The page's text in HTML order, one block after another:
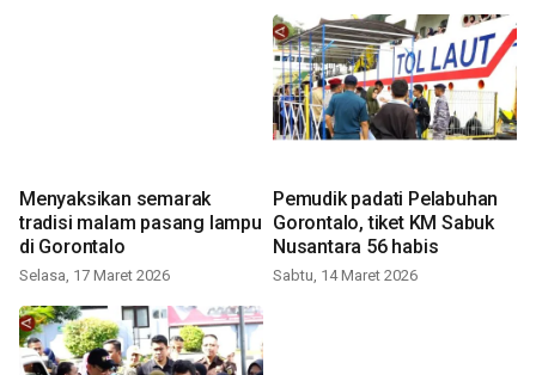
Menyaksikan semarak
tradisi malam pasang lampu
di Gorontalo
Selasa, 17 Maret 2026
Pemudik padati Pelabuhan
Gorontalo, tiket KM Sabuk
Nusantara 56 habis
Sabtu, 14 Maret 2026